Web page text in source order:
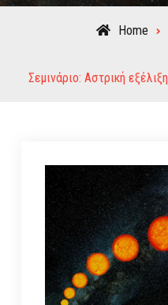
Home
Σεμινάριο: Αστρική